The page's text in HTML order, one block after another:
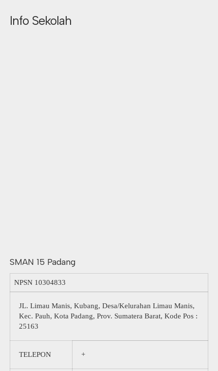
Info Sekolah
SMAN 15 Padang
NPSN 10304833
JL. Limau Manis, Kubang, Desa/Kelurahan Limau Manis,
Kec. Pauh, Kota Padang, Prov. Sumatera Barat, Kode Pos :
25163
TELEPON +